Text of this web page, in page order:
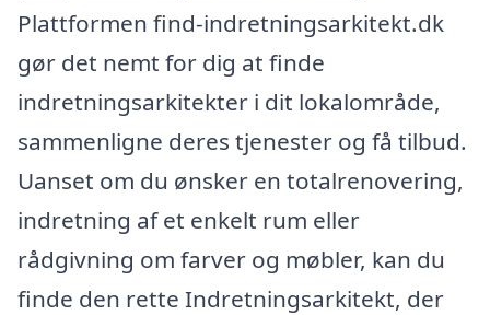
Plattformen find-indretningsarkitekt.dk
gør det nemt for dig at finde
indretningsarkitekter i dit lokalområde,
sammenligne deres tjenester og få tilbud.
Uanset om du ønsker en totalrenovering,
indretning af et enkelt rum eller
rådgivning om farver og møbler, kan du
finde den rette Indretningsarkitekt, der